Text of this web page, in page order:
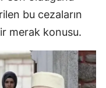
bu cezaların
merak konusu.